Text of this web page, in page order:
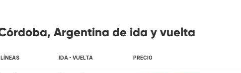
Argentina de ida y vuelta
IDA - VUELTA PRECIO